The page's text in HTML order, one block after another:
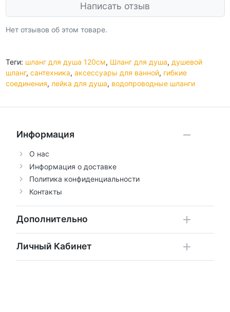
Написать отзыв
Нет отзывов об этом товаре.
Теги: шланг для душа 120см, Шланг для душа, душевой
шланг, сантехника, аксессуары для ванной, гибкие
соединения, лейка для душа, водопроводные шланги
Информация
О нас
Информация о доставке
Политика конфиденциальности
Контакты
Дополнительно
Личный Кабинет